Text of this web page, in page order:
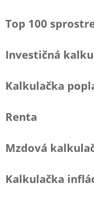
Top 100
Investičná
Kalkulačka
Renta
Mzdová
Kalkulačka